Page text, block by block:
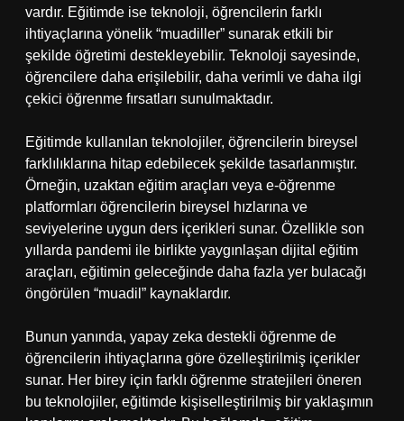
vardır. Eğitimde ise teknoloji, öğrencilerin farklı
ihtiyaçlarına yönelik “muadiller” sunarak etkili bir
şekilde öğretimi destekleyebilir. Teknoloji sayesinde,
öğrencilere daha erişilebilir, daha verimli ve daha ilgi
çekici öğrenme fırsatları sunulmaktadır.
Eğitimde kullanılan teknolojiler, öğrencilerin bireysel
farklılıklarına hitap edebilecek şekilde tasarlanmıştır.
Örneğin, uzaktan eğitim araçları veya e-öğrenme
platformları öğrencilerin bireysel hızlarına ve
seviyelerine uygun ders içerikleri sunar. Özellikle son
yıllarda pandemi ile birlikte yaygınlaşan dijital eğitim
araçları, eğitimin geleceğinde daha fazla yer bulacağı
öngörülen “muadil” kaynaklardır.
Bunun yanında, yapay zeka destekli öğrenme de
öğrencilerin ihtiyaçlarına göre özelleştirilmiş içerikler
sunar. Her birey için farklı öğrenme stratejileri öneren
bu teknolojiler, eğitimde kişiselleştirilmiş bir yaklaşımın